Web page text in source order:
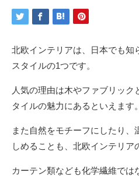
北欧インテリアは、日本でも知
スタイルの1つです。
人気の理由は木やファブリック
タイルの魅力にあるといえます。
また自然をモチーフにしたり
しめることも、北欧インテリア
カーテン類なども化学繊維で